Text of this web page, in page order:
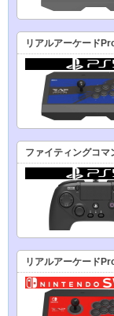
リアルアーケード
ファイティングコマ
リアルアーケード